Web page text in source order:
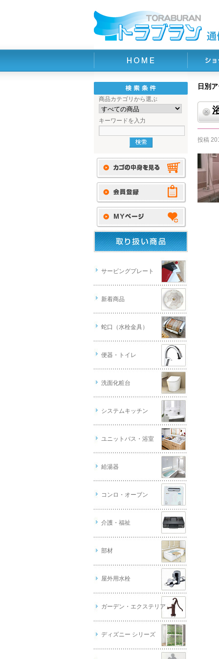
サービングプレート
新着商品
蛇口（水栓金具）
便器・トイレ
洗面化粧台
システムキッチン
ユニットバス・浴室
給湯器
コンロ・オーブン
介護・福祉
部材
屋外用水栓
ガーデン・エクステリア
ディズニー シリーズ
商品カテゴリから選ぶ
キーワードを入力
日別
投稿